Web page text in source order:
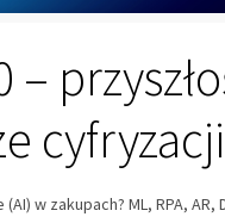
–
cyfryzacji
w zakupach? ML, RPA, AR,